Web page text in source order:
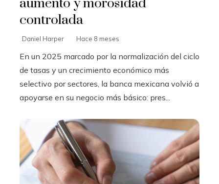
aumento y morosidad
controlada
Daniel Harper Hace 8 meses
En un 2025 marcado por la normalización del ciclo
de tasas y un crecimiento económico más
selectivo por sectores, la banca mexicana volvió a
apoyarse en su negocio más básico: pres...